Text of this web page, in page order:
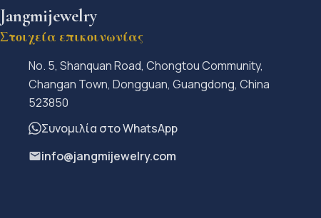
Jangmijewelry
Στοιχεία επικοινωνίας
No. 5, Shanquan Road, Chongtou Community,
Changan Town, Dongguan, Guangdong, China
523850
Συνομιλία στο WhatsApp
info@jangmijewelry.com